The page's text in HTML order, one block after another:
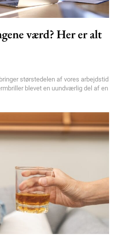
/ year
værd? Her er alt
størstedelen af vores arbejdstid
blevet en uundværlig del af en